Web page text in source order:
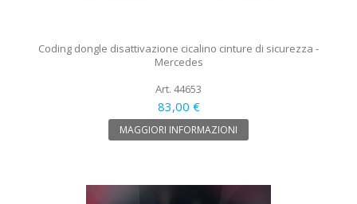
Coding dongle disattivazione cicalino cinture di sicurezza -
Mercedes
Art. 44653
83,00 €
MAGGIORI INFORMAZIONI